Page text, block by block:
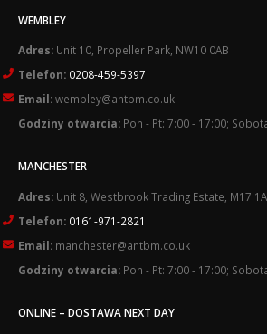
WEMBLEY
Adres: Unit 10, Propeller Park, NW10 0AB
Telefon: 0208-459-5397
Email:wembley@antbm.co.uk
Godziny otwarcia: Pon - Pt: 7:00 - 17:00;
MANCHESTER
Adres: Unit 8, Westbrook Trading Estate, M17
Telefon: 0161-971-2821
Email: manchester@antbm.co.uk
Godziny otwarcia: Pon - Pt: 7:00 - 17:00;
ONLINE – DOSTAWA NEXT DAY